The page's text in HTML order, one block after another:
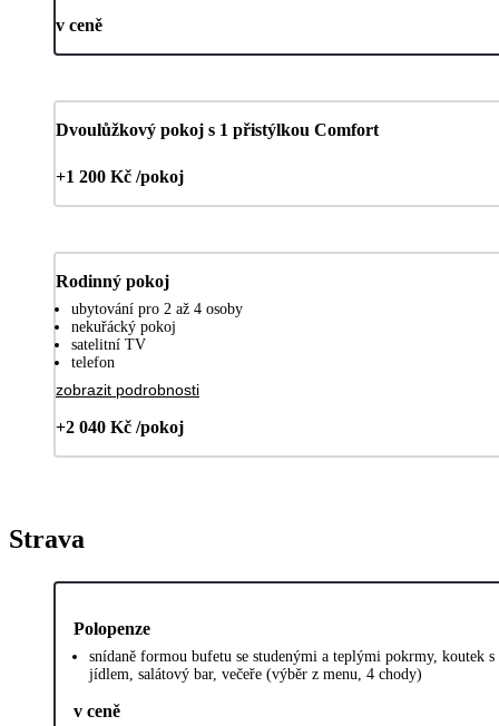
v ceně
Dvoulůžkový pokoj s 1 přistýlkou Comfort
+1 200 Kč /pokoj
Rodinný pokoj
ubytování pro 2 až 4 osoby
nekuřácký pokoj
satelitní TV
telefon
zobrazit podrobnosti
+2 040 Kč /pokoj
Strava
Polopenze
snídaně formou bufetu se studenými a teplými pokrmy, koutek
jídlem, salátový bar, večeře (výběr z menu, 4 chody)
v ceně